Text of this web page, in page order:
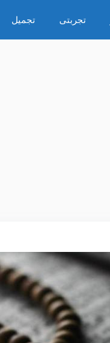
تجربتى تجميل